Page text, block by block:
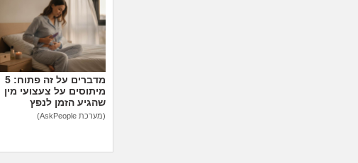
מדברים על זה פתוח: 5
מיתוסים על צעצועי מין
שהגיע הזמן לנפץ
(מערכת AskPeople)